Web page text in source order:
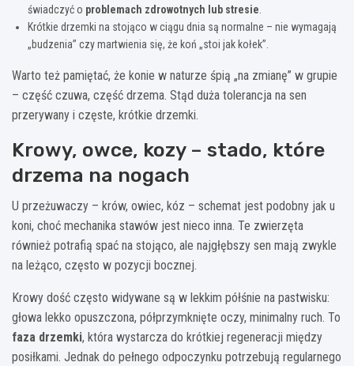
świadczyć o problemach zdrowotnych lub stresie.
Krótkie drzemki na stojąco w ciągu dnia są normalne – nie wymagają
„budzenia” czy martwienia się, że koń „stoi jak kołek”.
Warto też pamiętać, że konie w naturze śpią „na zmianę” w grupie
– część czuwa, część drzema. Stąd duża tolerancja na sen
przerywany i częste, krótkie drzemki.
Krowy, owce, kozy – stado, które
drzema na nogach
U przeżuwaczy – krów, owiec, kóz – schemat jest podobny jak u
koni, choć mechanika stawów jest nieco inna. Te zwierzęta
również potrafią spać na stojąco, ale najgłębszy sen mają zwykle
na leżąco, często w pozycji bocznej.
Krowy dość często widywane są w lekkim półśnie na pastwisku:
głowa lekko opuszczona, półprzymknięte oczy, minimalny ruch. To
faza drzemki, która wystarcza do krótkiej regeneracji między
posiłkami. Jednak do pełnego odpoczynku potrzebują regularnego